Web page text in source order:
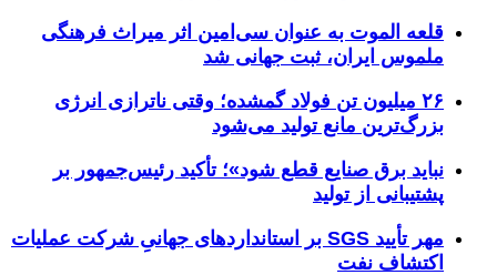
قلعه الموت به عنوان سی‌امین اثر میراث‌ فرهنگی
ملموس ایران، ثبت جهانی شد
۲۶ میلیون تن فولاد گمشده؛ وقتی ناترازی انرژی
بزرگ‌ترین مانع تولید می‌شود
نباید برق صنایع قطع شود»؛ تأکید رئیس‌جمهور بر
پشتیبانی از تولید
مهر تأیید SGS بر استانداردهای جهانیِ شرکت عملیات
اکتشاف نفت